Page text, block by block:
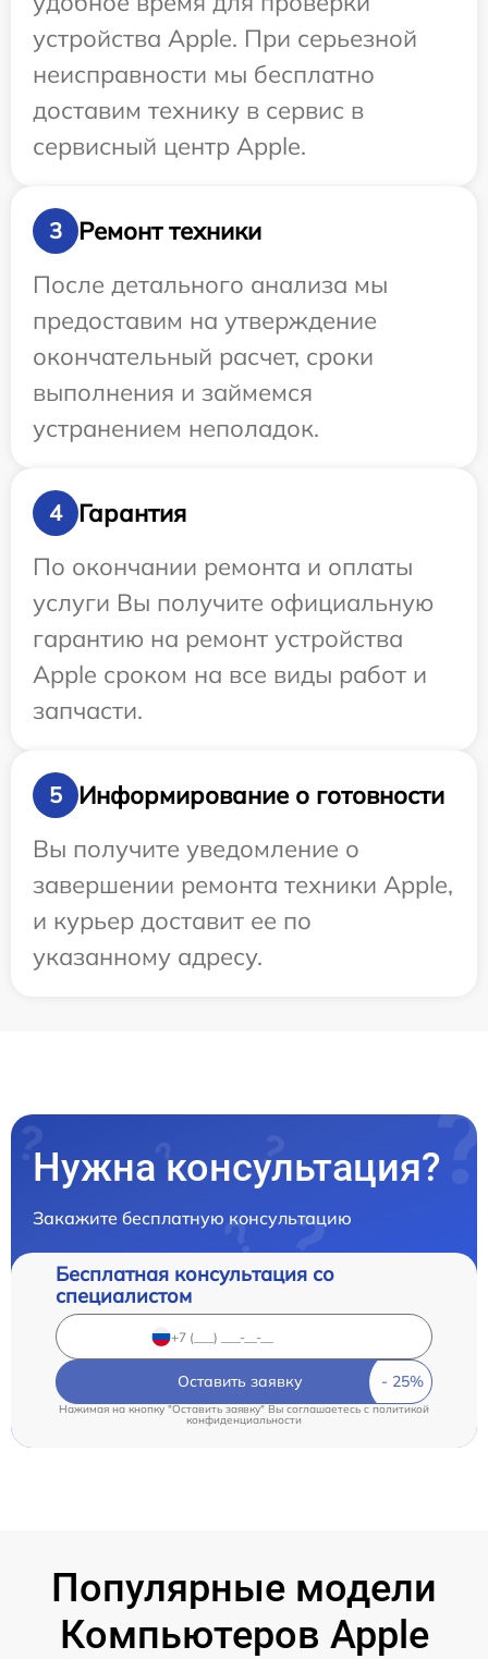
устройства Apple. При серьезной
неисправности мы бесплатно
доставим технику в сервис в
сервисный центр Apple.
3
Ремонт техники
После детального анализа мы
предоставим на утверждение
окончательный расчет, сроки
выполнения и займемся
устранением неполадок.
4
Гарантия
По окончании ремонта и оплаты
услуги Вы получите официальную
гарантию на ремонт устройства
Apple сроком на все виды работ и
запчасти.
5
Информирование о готовности
Вы получите уведомление о
завершении ремонта техники Apple,
и курьер доставит ее по
указанному адресу.
Нужна консультация?
Закажите бесплатную консультацию
Бесплатная консультация со
специалистом
Оставить заявку
Нажимая на кнопку "Оставить заявку" Вы соглашаетесь cполитикой
конфиденциальности
Популярные модели
Компьютеров Apple